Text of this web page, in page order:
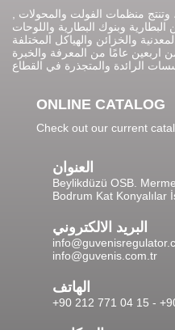
الشركة في عام 1975 ، وتنتج منظمات الفولت والمحولات ,
وبنوك البطارية واللوحات
والخزائن والهياكل المختلفة
اربعين عامًا من المعرفة والخبرة
الرائدة والمتجذرة في القطاع
ONLINE CATALOG
Check out our current
العنوان
Beylikdüzü OSB.
Bodrum Kat Konyalılar
البريد الالكتروني
info@guvenis.com.tr
الهاتف
+90 212 771 04 15 -